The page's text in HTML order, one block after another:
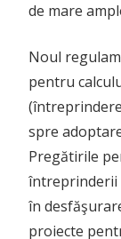
de mare
Noul
pentru
spre
Pregătirile
întreprinderii
în
proiecte